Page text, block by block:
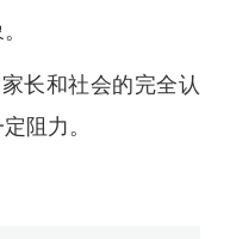
长和社会的完全认
阻力。